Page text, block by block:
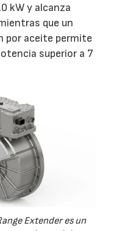
kW y alcanza
que un
por aceite permite
superior a 7
Extender es un